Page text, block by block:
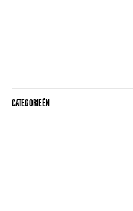
CATEGORIEËN